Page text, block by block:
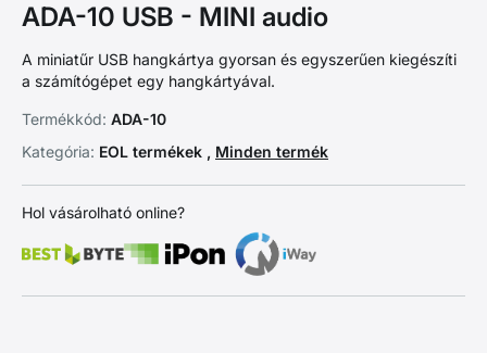
ADA-10 USB - MINI audio
A miniatűr USB hangkártya gyorsan és egyszerűen kiegészíti
a számítógépet egy hangkártyával.
Termékkód: ADA-10
Kategória: EOL termékek , Minden termék
Hol vásárolható online?